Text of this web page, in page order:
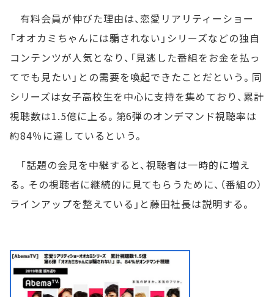
有料会員が伸びた理由は、恋愛リアリティーショー
「オオカミちゃんには騙されない」シリーズなどの独自
コンテンツが人気となり、「見逃した番組をお金を払っ
てでも見たい」との需要を喚起できたことだという。同
シリーズは女子高校生を中心に支持を集めており、累計
視聴数は1.5億に上る。第6弾のオンデマンド視聴率は
約84％に達しているという。
「話題の会見を中継すると、視聴者は一時的に増え
る。その視聴者に継続的に見てもらうために、（番組の）
ラインアップを整えている」と藤田社長は説明する。